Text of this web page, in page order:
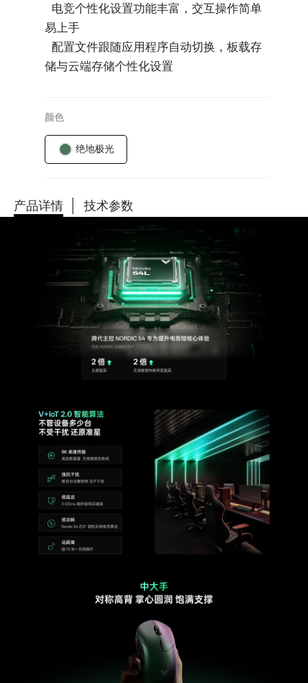
易上手
储与云端存储个性化设置
颜色
绝地极光
产品详情 技术参数